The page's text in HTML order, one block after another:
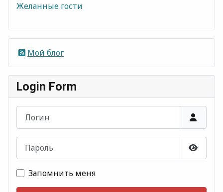
Желанные гости
Мой блог
Login Form
Пароль
Запомнить меня